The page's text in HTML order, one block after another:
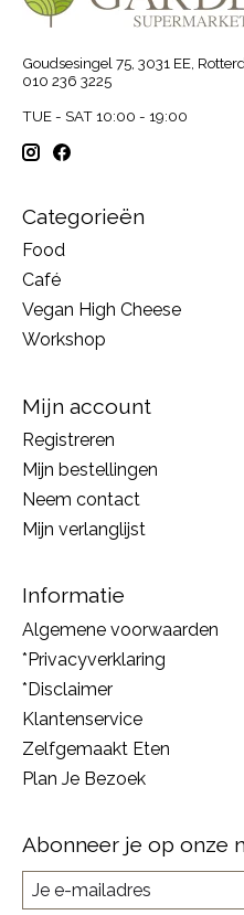
Goudsesingel 75, 3031 EE,
010 236 3225
TUE - SAT 10:00 - 19:00
Categorieën
Food
Café
Vegan High Cheese
Workshop
Mijn account
Registreren
Mijn bestellingen
Neem contact
Mijn verlanglijst
Informatie
Algemene voorwaarden
*Privacyverklaring
*Disclaimer
Klantenservice
Zelfgemaakt Eten
Plan Je Bezoek
Abonneer je op onze